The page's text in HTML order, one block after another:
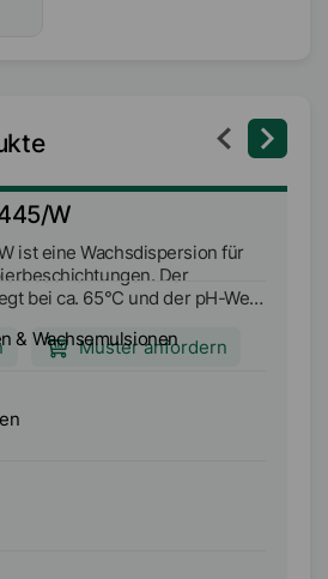
W
ist eine Wachsdispersion für
Der
bei ca. 65°C und der pH-Wert
Muster anfordern
& Wachsemulsionen